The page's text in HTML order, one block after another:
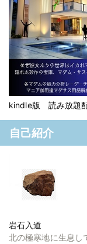
kindle版 読み放題
自己紹介
岩石入道
北の極寒地に生息し